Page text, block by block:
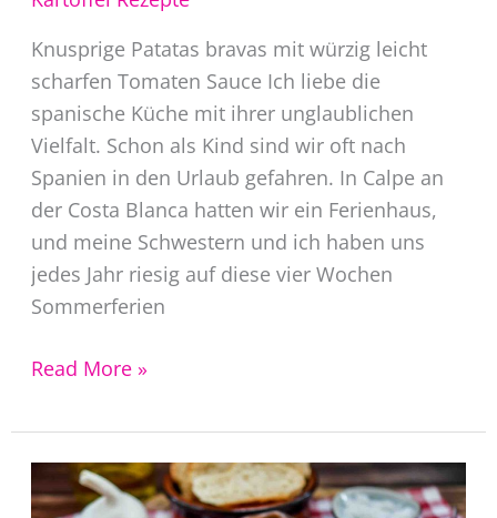
Knusprige Patatas bravas mit würzig leicht
scharfen Tomaten Sauce Ich liebe die
spanische Küche mit ihrer unglaublichen
Vielfalt. Schon als Kind sind wir oft nach
Spanien in den Urlaub gefahren. In Calpe an
der Costa Blanca hatten wir ein Ferienhaus,
und meine Schwestern und ich haben uns
jedes Jahr riesig auf diese vier Wochen
Sommerferien
Patatas
Rezept
Read More »